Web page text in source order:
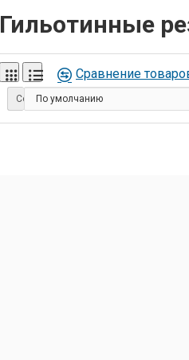
Гильотинные
Сравнение
Сортировка: